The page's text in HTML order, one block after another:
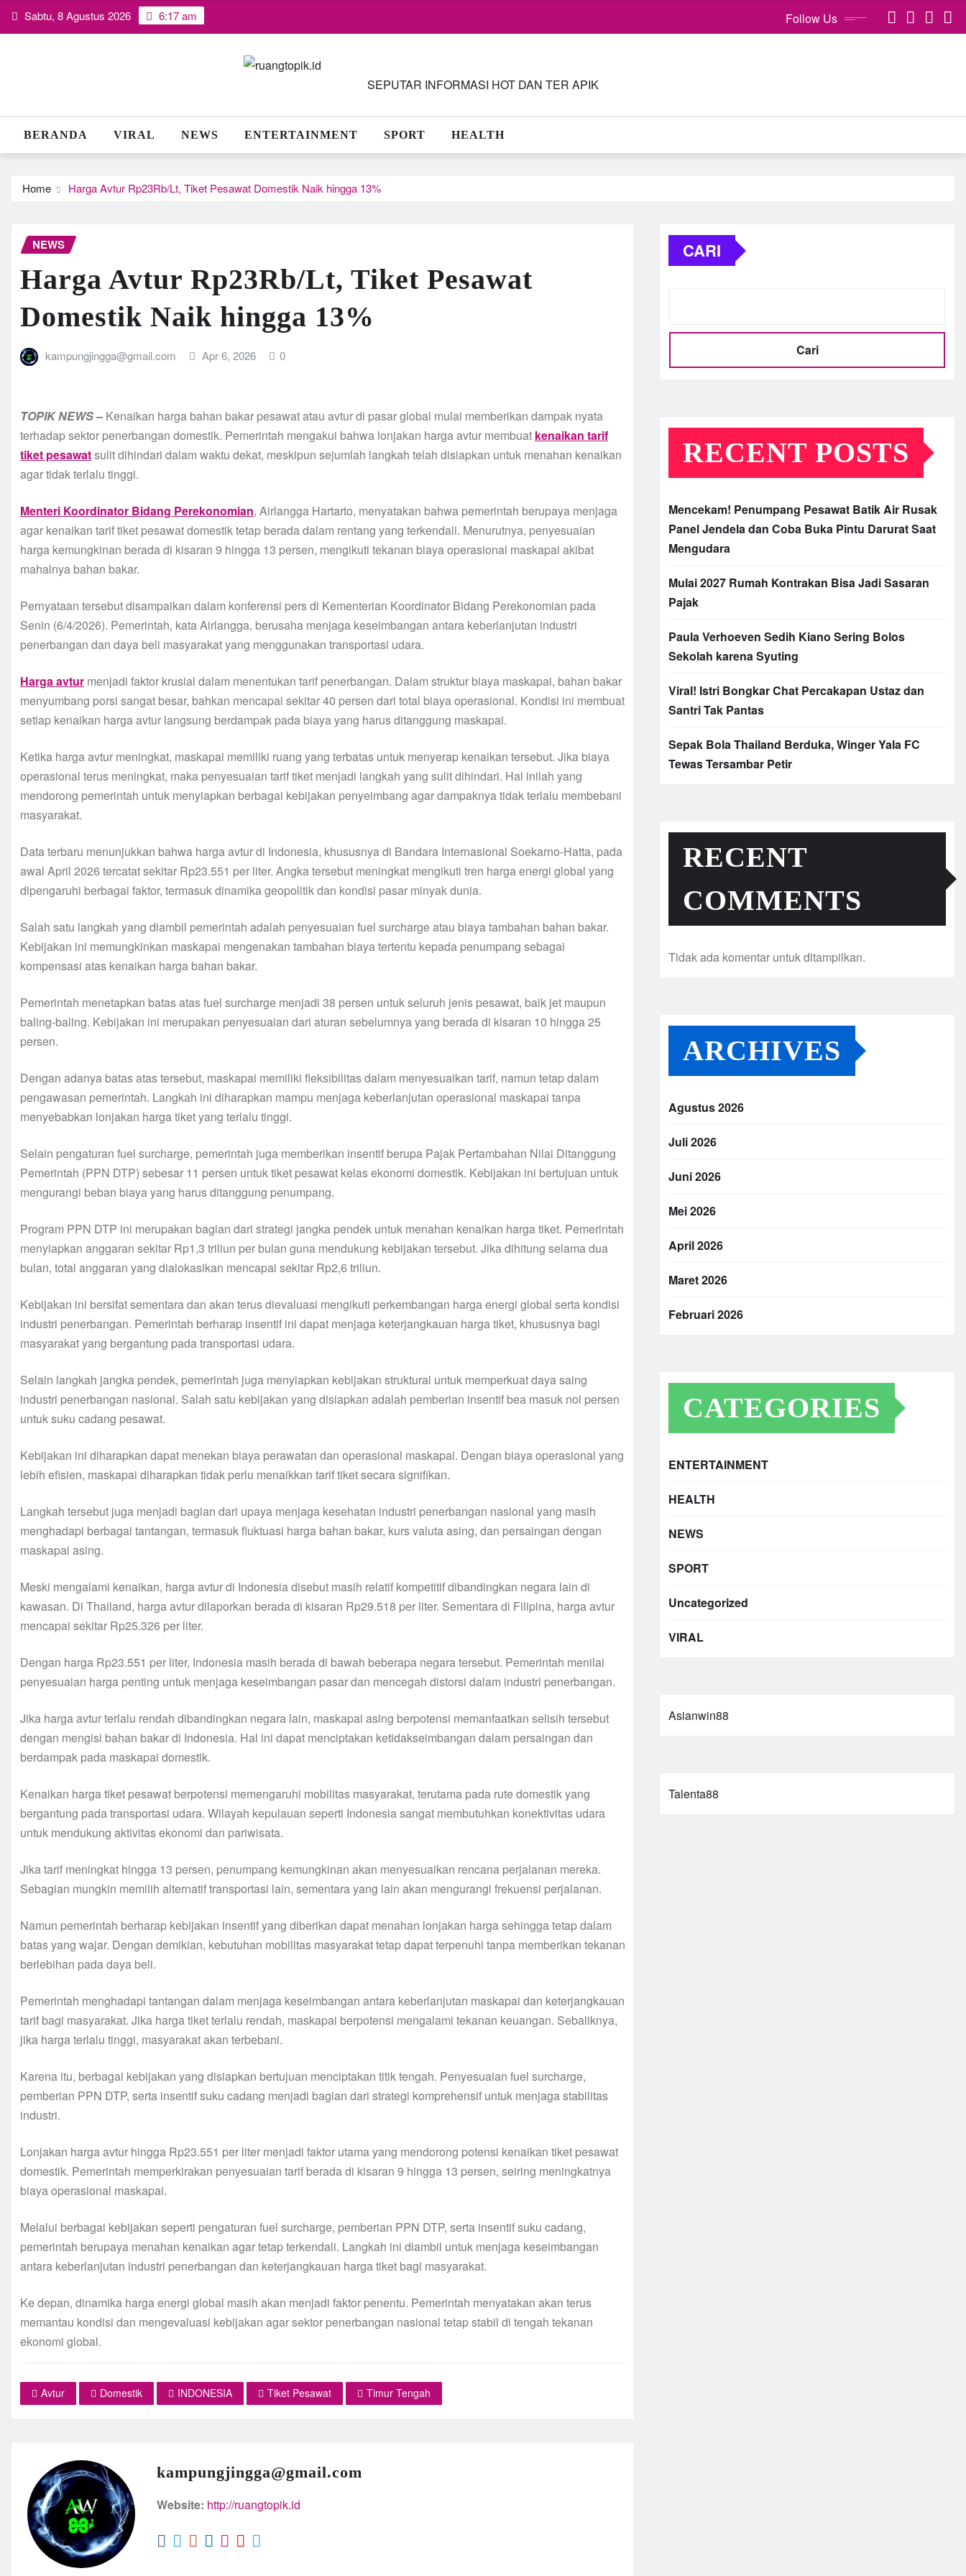
Skip Sabtu, 8 Agustus 2026 6:17 am Follow Us
SEPUTAR INFORMASI HOT DAN TER APIK
BERANDA VIRAL NEWS ENTERTAINMENT SPORT HEALTH
Home Harga Avtur Rp23Rb/Lt, Tiket Pesawat Domestik Naik hingga 13%
NEWS
Harga Avtur Rp23Rb/Lt, Tiket Pesawat
Domestik Naik hingga 13%
kampungjingga@gmail.com Apr 6, 2026 0
TOPIKNEWS– Kenaikan harga bahan bakar pesawat atau avtur di pasar global mulai memberikan dampak nyata
terhadap sektor penerbangan domestik. Pemerintah mengakui bahwa lonjakan harga avtur membuat kenaikan tarif
tiket pesawatsulit dihindari dalam waktu dekat, meskipun sejumlah langkah telah disiapkan untuk menahan kenaikan
agar tidak terlalu tinggi.
Menteri Koordinator Bidang Perekonomian, Airlangga Hartarto, menyatakan bahwa pemerintah berupaya menjaga
agar kenaikan tarif tiket pesawat domestik tetap berada dalam rentang yang terkendali. Menurutnya, penyesuaian
harga kemungkinan berada di kisaran 9 hingga 13 persen, mengikuti tekanan biaya operasional maskapai akibat
mahalnya bahan bakar.
Pernyataan tersebut disampaikan dalam konferensi pers di Kementerian Koordinator Bidang Perekonomian pada
Senin (6/4/2026). Pemerintah, kata Airlangga, berusaha menjaga keseimbangan antara keberlanjutan industri
penerbangan dan daya beli masyarakat yang menggunakan transportasi udara.
Harga avtur menjadi faktor krusial dalam menentukan tarif penerbangan. Dalam struktur biaya maskapai, bahan bakar
menyumbang porsi sangat besar, bahkan mencapai sekitar 40 persen dari total biaya operasional. Kondisi ini membuat
setiap kenaikan harga avtur langsung berdampak pada biaya yang harus ditanggung maskapai.
Ketika harga avtur meningkat, maskapai memiliki ruang yang terbatas untuk menyerap kenaikan tersebut. Jika biaya
operasional terus meningkat, maka penyesuaian tarif tiket menjadi langkah yang sulit dihindari. Hal inilah yang
mendorong pemerintah untuk menyiapkan berbagai kebijakan penyeimbang agar dampaknya tidak terlalu membebani
masyarakat.
Data terbaru menunjukkan bahwa harga avtur di Indonesia, khususnya di Bandara Internasional Soekarno-Hatta, pada
awal April 2026 tercatat sekitar Rp23.551 per liter. Angka tersebut meningkat mengikuti tren harga energi global yang
dipengaruhi berbagai faktor, termasuk dinamika geopolitik dan kondisi pasar minyak dunia.
Salah satu langkah yang diambil pemerintah adalah penyesuaian fuel surcharge atau biaya tambahan bahan bakar.
Kebijakan ini memungkinkan maskapai mengenakan tambahan biaya tertentu kepada penumpang sebagai
kompensasi atas kenaikan harga bahan bakar.
Pemerintah menetapkan batas atas fuel surcharge menjadi 38 persen untuk seluruh jenis pesawat, baik jet maupun
baling-baling. Kebijakan ini merupakan penyesuaian dari aturan sebelumnya yang berada di kisaran 10 hingga 25
persen.
Dengan adanya batas atas tersebut, maskapai memiliki fleksibilitas dalam menyesuaikan tarif, namun tetap dalam
pengawasan pemerintah. Langkah ini diharapkan mampu menjaga keberlanjutan operasional maskapai tanpa
menyebabkan lonjakan harga tiket yang terlalu tinggi.
Selain pengaturan fuel surcharge, pemerintah juga memberikan insentif berupa Pajak Pertambahan Nilai Ditanggung
Pemerintah (PPN DTP) sebesar 11 persen untuk tiket pesawat kelas ekonomi domestik. Kebijakan ini bertujuan untuk
mengurangi beban biaya yang harus ditanggung penumpang.
Program PPN DTP ini merupakan bagian dari strategi jangka pendek untuk menahan kenaikan harga tiket. Pemerintah
menyiapkan anggaran sekitar Rp1,3 triliun per bulan guna mendukung kebijakan tersebut. Jika dihitung selama dua
bulan, total anggaran yang dialokasikan mencapai sekitar Rp2,6 triliun.
Kebijakan ini bersifat sementara dan akan terus dievaluasi mengikuti perkembangan harga energi global serta kondisi
industri penerbangan. Pemerintah berharap insentif ini dapat menjaga keterjangkauan harga tiket, khususnya bagi
masyarakat yang bergantung pada transportasi udara.
Selain langkah jangka pendek, pemerintah juga menyiapkan kebijakan struktural untuk memperkuat daya saing
industri penerbangan nasional. Salah satu kebijakan yang disiapkan adalah pemberian insentif bea masuk nol persen
untuk suku cadang pesawat.
Kebijakan ini diharapkan dapat menekan biaya perawatan dan operasional maskapai. Dengan biaya operasional yang
lebih efisien, maskapai diharapkan tidak perlu menaikkan tarif tiket secara signifikan.
Langkah tersebut juga menjadi bagian dari upaya menjaga kesehatan industri penerbangan nasional yang masih
menghadapi berbagai tantangan, termasuk fluktuasi harga bahan bakar, kurs valuta asing, dan persaingan dengan
maskapai asing.
Meski mengalami kenaikan, harga avtur di Indonesia disebut masih relatif kompetitif dibandingkan negara lain di
kawasan. Di Thailand, harga avtur dilaporkan berada di kisaran Rp29.518 per liter. Sementara di Filipina, harga avtur
mencapai sekitar Rp25.326 per liter.
Dengan harga Rp23.551 per liter, Indonesia masih berada di bawah beberapa negara tersebut. Pemerintah menilai
penyesuaian harga penting untuk menjaga keseimbangan pasar dan mencegah distorsi dalam industri penerbangan.
Jika harga avtur terlalu rendah dibandingkan negara lain, maskapai asing berpotensi memanfaatkan selisih tersebut
dengan mengisi bahan bakar di Indonesia. Hal ini dapat menciptakan ketidakseimbangan dalam persaingan dan
berdampak pada maskapai domestik.
Kenaikan harga tiket pesawat berpotensi memengaruhi mobilitas masyarakat, terutama pada rute domestik yang
bergantung pada transportasi udara. Wilayah kepulauan seperti Indonesia sangat membutuhkan konektivitas udara
untuk mendukung aktivitas ekonomi dan pariwisata.
Jika tarif meningkat hingga 13 persen, penumpang kemungkinan akan menyesuaikan rencana perjalanan mereka.
Sebagian mungkin memilih alternatif transportasi lain, sementara yang lain akan mengurangi frekuensi perjalanan.
Namun pemerintah berharap kebijakan insentif yang diberikan dapat menahan lonjakan harga sehingga tetap dalam
batas yang wajar. Dengan demikian, kebutuhan mobilitas masyarakat tetap dapat terpenuhi tanpa memberikan tekanan
berlebihan pada daya beli.
Pemerintah menghadapi tantangan dalam menjaga keseimbangan antara keberlanjutan maskapai dan keterjangkauan
tarif bagi masyarakat. Jika harga tiket terlalu rendah, maskapai berpotensi mengalami tekanan keuangan. Sebaliknya,
jika harga terlalu tinggi, masyarakat akan terbebani.
Karena itu, berbagai kebijakan yang disiapkan bertujuan menciptakan titik tengah. Penyesuaian fuel surcharge,
pemberian PPN DTP, serta insentif suku cadang menjadi bagian dari strategi komprehensif untuk menjaga stabilitas
industri.
Lonjakan harga avtur hingga Rp23.551 per liter menjadi faktor utama yang mendorong potensi kenaikan tiket pesawat
domestik. Pemerintah memperkirakan penyesuaian tarif berada di kisaran 9 hingga 13 persen, seiring meningkatnya
biaya operasional maskapai.
Melalui berbagai kebijakan seperti pengaturan fuel surcharge, pemberian PPN DTP, serta insentif suku cadang,
pemerintah berupaya menahan kenaikan agar tetap terkendali. Langkah ini diambil untuk menjaga keseimbangan
antara keberlanjutan industri penerbangan dan keterjangkauan harga tiket bagi masyarakat.
Ke depan, dinamika harga energi global masih akan menjadi faktor penentu. Pemerintah menyatakan akan terus
memantau kondisi dan mengevaluasi kebijakan agar sektor penerbangan nasional tetap stabil di tengah tekanan
ekonomi global.
Avtur Domestik INDONESIA Tiket Pesawat Timur Tengah
kampungjingga@gmail.com
Website: http://ruangtopik.id
CARI
Cari
RECENT POSTS
Mencekam! Penumpang Pesawat Batik Air Rusak
Panel Jendela dan Coba Buka Pintu Darurat Saat
Mengudara
Mulai 2027 Rumah Kontrakan Bisa Jadi Sasaran
Pajak
Paula Verhoeven Sedih Kiano Sering Bolos
Sekolah karena Syuting
Viral! Istri Bongkar Chat Percakapan Ustaz dan
Santri Tak Pantas
Sepak Bola Thailand Berduka, Winger Yala FC
Tewas Tersambar Petir
RECENT
COMMENTS
Tidak ada komentar untuk ditampilkan.
ARCHIVES
Agustus 2026
Juli 2026
Juni 2026
Mei 2026
April 2026
Maret 2026
Februari 2026
CATEGORIES
ENTERTAINMENT
HEALTH
NEWS
SPORT
Uncategorized
VIRAL
Asianwin88
Talenta88